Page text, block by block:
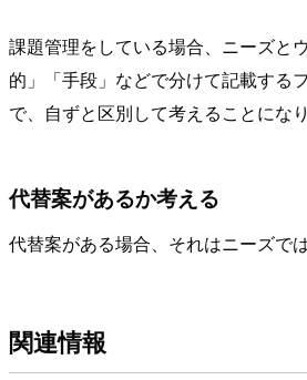
課題管理をしている場合、ニーズと
的」「手段」などで分けて記載する
で、自ずと区別して考えることになり
代替案があるか考える
代替案がある場合、それはニーズで
関連情報